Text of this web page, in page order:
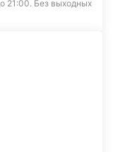
21:00. Без выходных